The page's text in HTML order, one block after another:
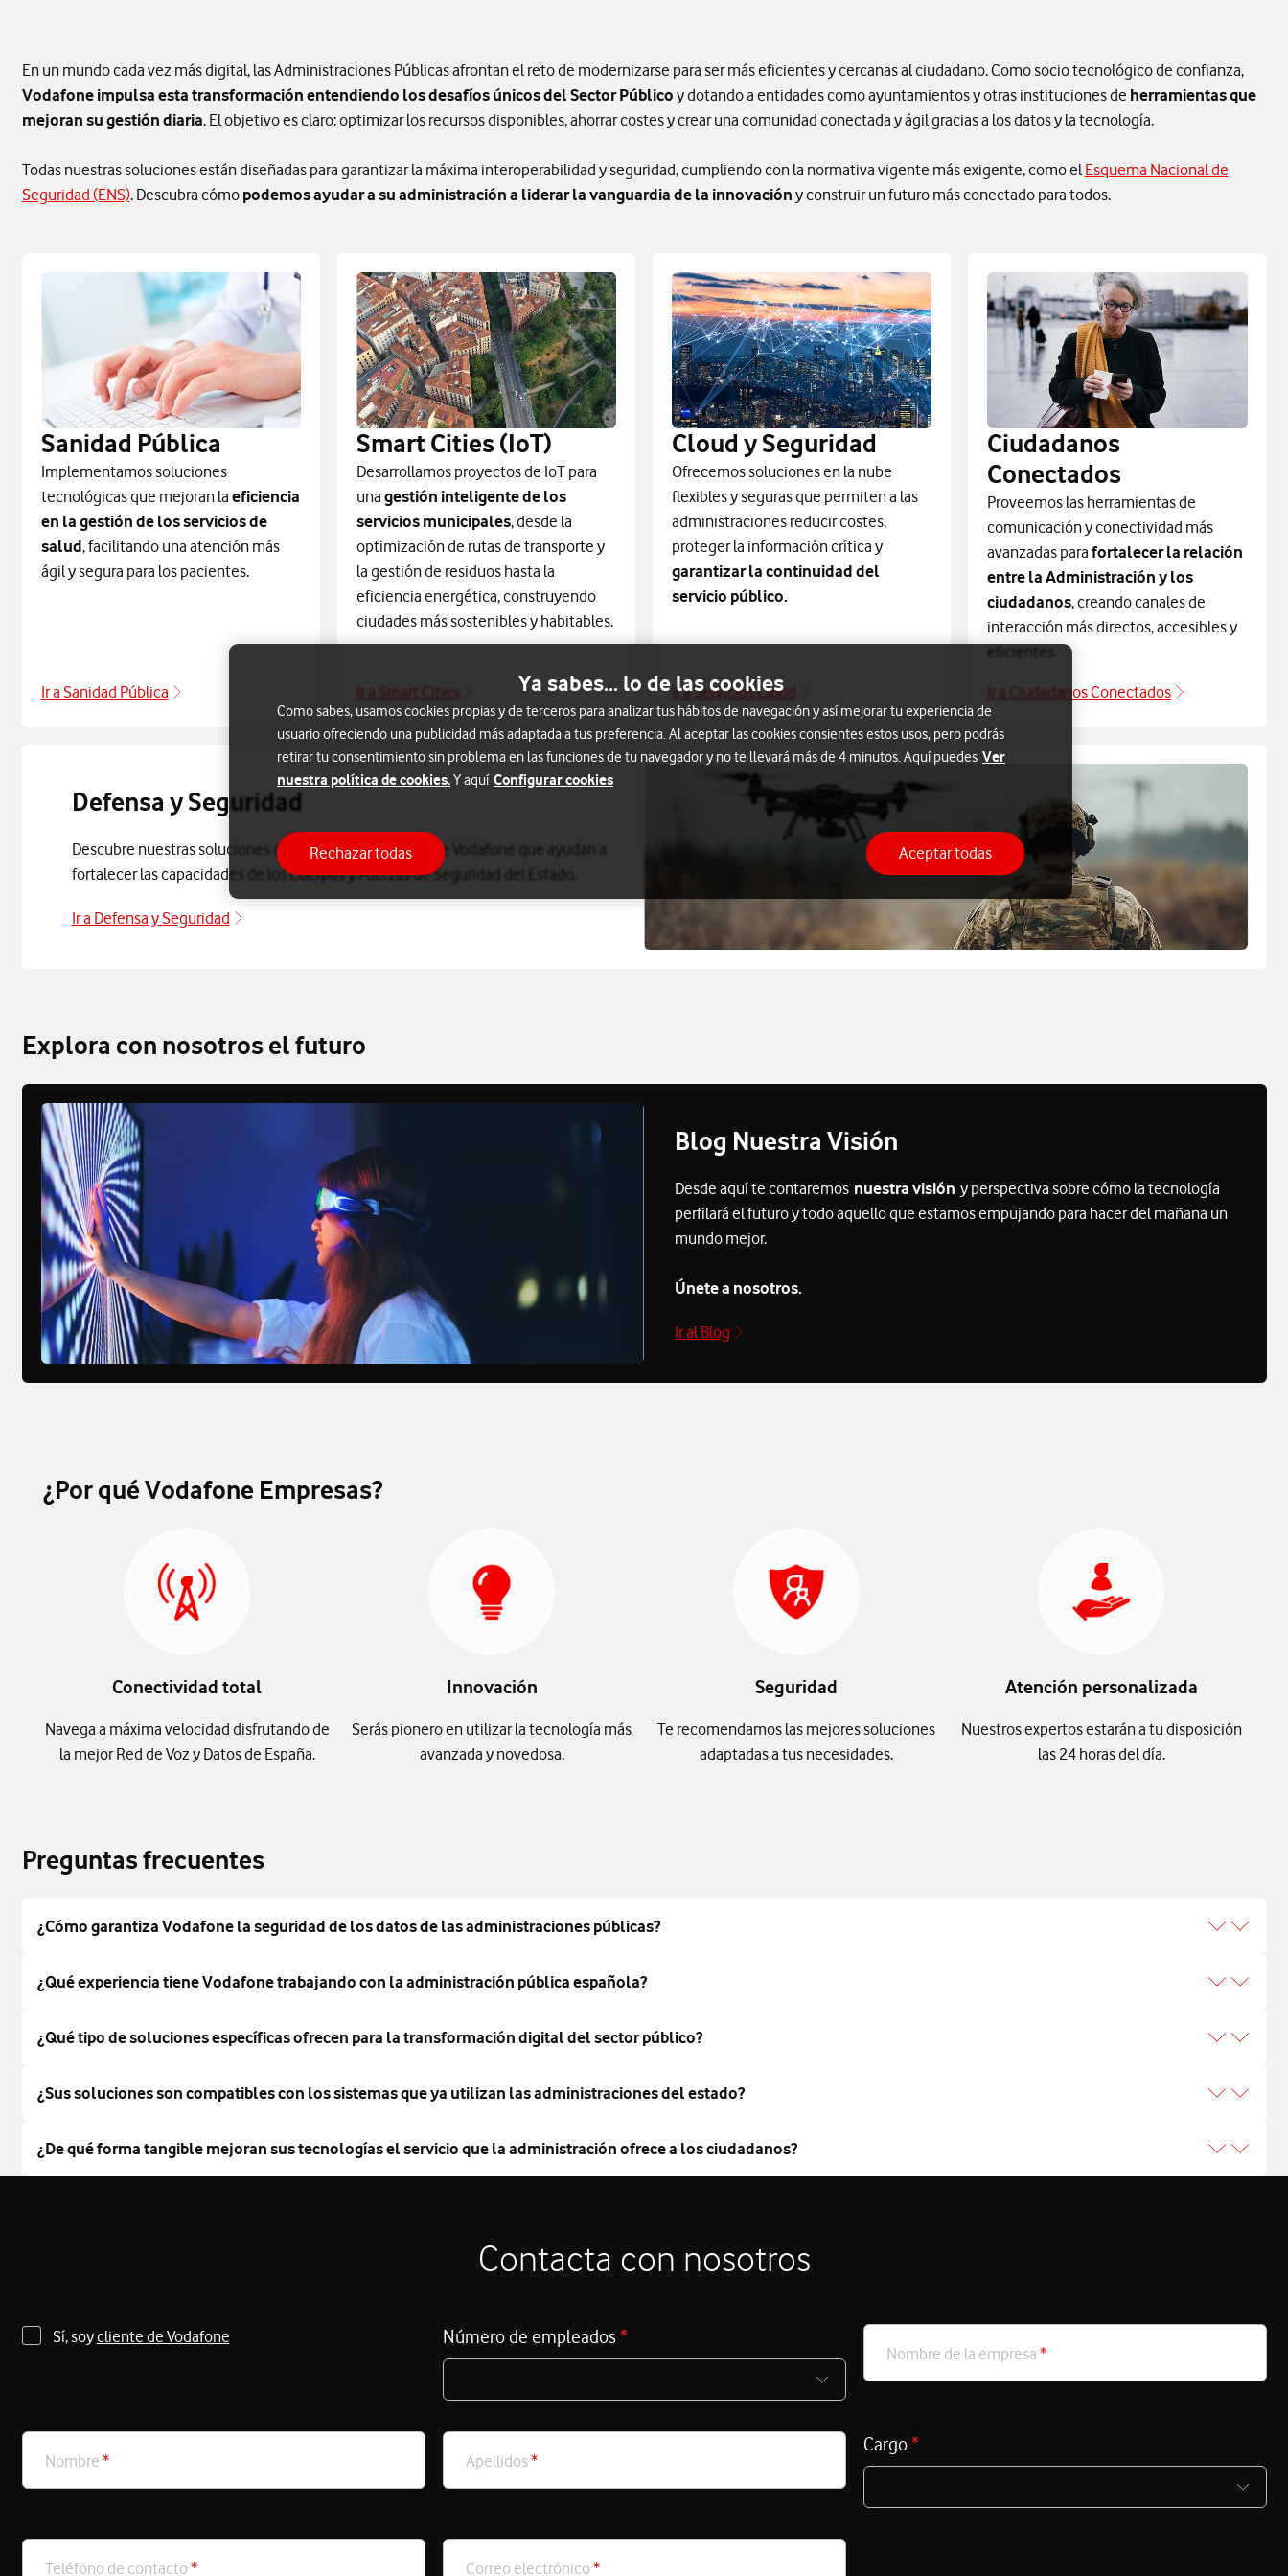
En un mundo cada vez más digital, las Administraciones Públicas afrontan el reto de modernizarse para ser más eficientes y cercanas al ciudadano. Como socio tecnológico de confianza,
Vodafone impulsa esta transformación entendiendo los desafíos únicos del Sector Público y dotando a entidades como ayuntamientos y otras instituciones de herramientas que
mejoran su gestión diaria. El objetivo es claro: optimizar los recursos disponibles, ahorrar costes y crear una comunidad conectada y ágil gracias a los datos y la tecnología.
Todas nuestras soluciones están diseñadas para garantizar la máxima interoperabilidad y seguridad, cumpliendo con la normativa vigente más exigente, como elEsquema Nacional de
Seguridad (ENS). Descubra cómo podemos ayudar a su administración a liderar la vanguardia de la innovación y construir un futuro más conectado para todos.
Sanidad Pública
Implementamos soluciones
tecnológicas que mejoran la eficiencia
en la gestión de los servicios de
salud, facilitando una atención más
ágil y segura para los pacientes.
Ir a Sanidad Pública
Sanidad Pública
Smart Cities (IoT)
Desarrollamos proyectos de IoT para
una gestión inteligente de los
servicios municipales, desde la
optimización de rutas de transporte y
la gestión de residuos hasta la
eficiencia energética, construyendo
ciudades más sostenibles y habitables.
Ir a Smart Cities
Smart Cities IoT
Cloud y Seguridad
Ofrecemos soluciones en la nube
flexibles y seguras que permiten a las
administraciones reducir costes,
proteger la información crítica y
garantizar la continuidad del
servicio público.
Ir a Servicios Cloud
Cloud y nuevas aplicaciones
Ciudadanos
Conectados
Proveemos las herramientas de
comunicación y conectividad más
avanzadas parafortalecer la relación
entre la Administración y los
ciudadanos, creando canales de
interacción más directos, accesibles y
eficientes.
Ir a Ciudadanos Conectados
Defensa y Seguridad
Descubre nuestras soluciones de Defensa y Seguridad de Vodafone que ayudan a
fortalecer las capacidades de los Cuerpos y Fuerzas de Seguridad del Estado.
Ir a Defensa y Seguridad
Explora con nosotros el futuro
Blog Nuestra Visión
Desde aquí te contaremos nuestra visión y perspectiva sobre cómo la tecnología
perfilará el futuro y todo aquello que estamos empujando para hacer del mañana un
mundo mejor.
Únete a nosotros.
Ir al Blog
¿Por qué Vodafone Empresas?
Conectividad total
Navega a máxima velocidad disfrutando de
la mejor Red de Voz y Datos de España.
Innovación
Serás pionero en utilizar la tecnología más
avanzada y novedosa.
Seguridad
Te recomendamos las mejores soluciones
adaptadas a tus necesidades.
Atención personalizada
Nuestros expertos estarán a tu disposición
las 24 horas del día.
Preguntas frecuentes
¿Cómo garantiza Vodafone la seguridad de los datos de las administraciones públicas?
¿Qué experiencia tiene Vodafone trabajando con la administración pública española?
¿Qué tipo de soluciones específicas ofrecen para la transformación digital del sector público?
¿Sus soluciones son compatibles con los sistemas que ya utilizan las administraciones del estado?
¿De qué forma tangible mejoran sus tecnologías el servicio que la administración ofrece a los ciudadanos?
Contacta con nosotros
Sí, soycliente de Vodafone Número de empleados*
Nombre de la empresa *
Nombre * Apellidos*
Cargo*
Teléfono de contacto* Correo electrónico*
Ya sabes... lo de las cookies
Como sabes, usamos cookies propias y de terceros para analizar tus hábitos de navegación y así mejorar tu experiencia de
usuario ofreciendo una publicidad más adaptada a tus preferencia. Al aceptar las cookies consientes estos usos, pero podrás
retirar tu consentimiento sin problema en las funciones de tu navegador y no te llevará más de 4 minutos. Aquí puedes Ver
nuestra política de cookies.Y aquí Configurar cookies
Rechazar todas Aceptar todas